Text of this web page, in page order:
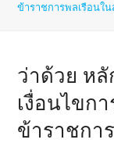
ข้าราชการพลเรือนใ
ว่าด้วย ห
เงื่อนไขก
ข้าราชกา